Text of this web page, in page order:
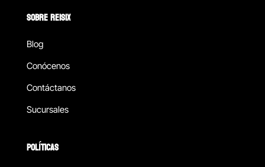
SOBRE REISIX
Blog
Conócenos
Contáctanos
Sucursales
POLÍTICAS